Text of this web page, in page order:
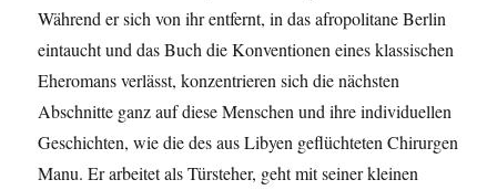
Während er sich von ihr entfernt, in das afropolitane Berlin
eintaucht und das Buch die Konventionen eines klassischen
Eheromans verlässt, konzentrieren sich die nächsten
Abschnitte ganz auf diese Menschen und ihre individuellen
Geschichten, wie die des aus Libyen geflüchteten Chirurgen
Manu. Er arbeitet als Türsteher, geht mit seiner kleinen